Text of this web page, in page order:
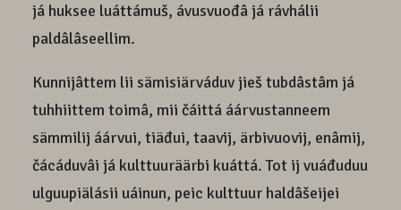
já huksee luáttámuš, ávusvuođâ já rávhálii
paldâlâseellim.
Kunnijâttem lii sämisiärváduv jieš tubdâstâm já
tuhhiittem toimâ, mii čáittá áárvustanneem
sämmilij áárvui, tiäđui, taavij, ärbivuovij, enâmij,
čácáduvâi já kulttuuräärbi kuáttá. Tot ij vuáđuduu
ulguupiälásii uáinun, peic kulttuur haldâšeijei